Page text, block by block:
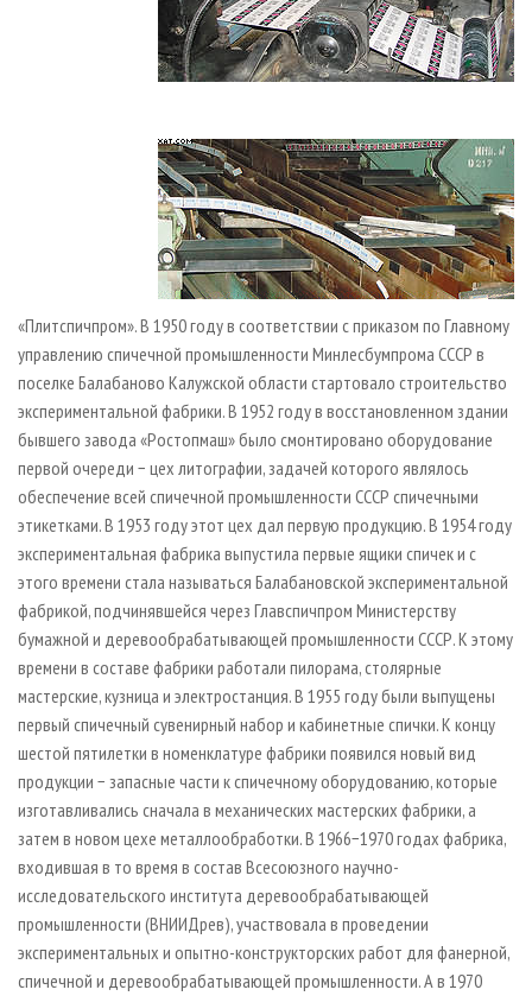
«Плитспичпром». В 1950 году в соответствии с приказом по Главному
управлению спичечной промышленности Минлесбумпрома СССР в
поселке Балабаново Калужской области стартовало строительство
экспериментальной фабрики. В 1952 году в восстановленном здании
бывшего завода «Ростопмаш» было смонтировано оборудование
первой очереди − цех литографии, задачей которого являлось
обеспечение всей спичечной промышленности СССР спичечными
этикетками. В 1953 году этот цех дал первую продукцию. В 1954 году
экспериментальная фабрика выпустила первые ящики спичек и с
этого времени стала называться Балабановской экспериментальной
фабрикой, подчинявшейся через Главспичпром Министерству
бумажной и деревообрабатывающей промышленности СССР. К этому
времени в составе фабрики работали пилорама, столярные
мастерские, кузница и электростанция. В 1955 году были выпущены
первый спичечный сувенирный набор и кабинетные спички. К концу
шестой пятилетки в номенклатуре фабрики появился новый вид
продукции − запасные части к спичечному оборудованию, которые
изготавливались сначала в механических мастерских фабрики, а
затем в новом цехе металлообработки. В 1966−1970 годах фабрика,
входившая в то время в состав Всесоюзного научно-
исследовательского института деревообрабатывающей
промышленности (ВНИИДрев), участвовала в проведении
экспериментальных и опытно-конструкторских работ для фанерной,
спичечной и деревообрабатывающей промышленности. А в 1970